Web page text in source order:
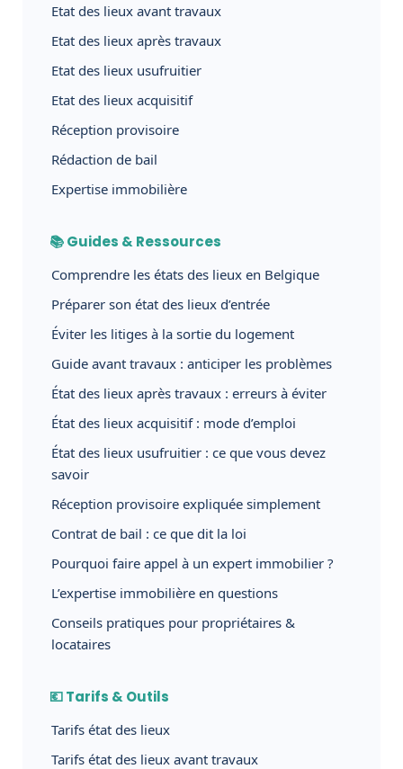
Etat des lieux avant travaux
Etat des lieux après travaux
Etat des lieux usufruitier
Etat des lieux acquisitif
Réception provisoire
Rédaction de bail
Expertise immobilière
📚 Guides & Ressources
Comprendre les états des lieux en Belgique
Préparer son état des lieux d’entrée
Éviter les litiges à la sortie du logement
Guide avant travaux : anticiper les problèmes
État des lieux après travaux : erreurs à éviter
État des lieux acquisitif : mode d’emploi
État des lieux usufruitier : ce que vous devez
savoir
Réception provisoire expliquée simplement
Contrat de bail : ce que dit la loi
Pourquoi faire appel à un expert immobilier ?
L’expertise immobilière en questions
Conseils pratiques pour propriétaires &
locataires
💶 Tarifs & Outils
Tarifs état des lieux
Tarifs état des lieux avant travaux